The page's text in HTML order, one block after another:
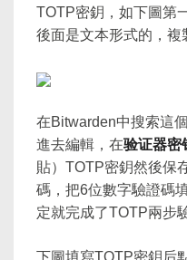
TOTP密鈅，如下圖第
後面是文本形式的，複
在Bitwarden中搜索這
進去編輯，在验证器密
貼）TOTP密鈅然後保
碼，把6位數字驗證碼
定就完成了TOTP兩步
下圖填寫TOTP密鈅后